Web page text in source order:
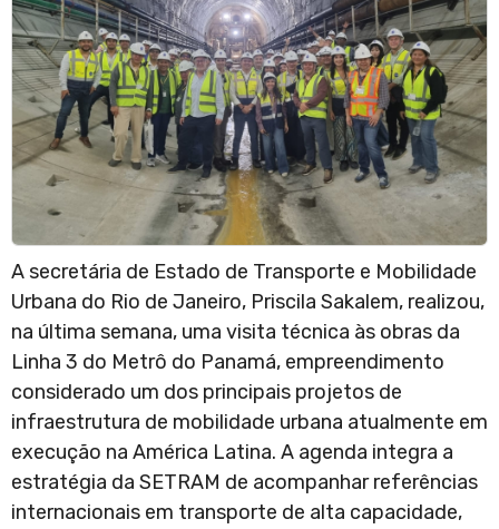
A secretária de Estado de Transporte e Mobilidade
Urbana do Rio de Janeiro, Priscila Sakalem, realizou,
na última semana, uma visita técnica às obras da
Linha 3 do Metrô do Panamá, empreendimento
considerado um dos principais projetos de
infraestrutura de mobilidade urbana atualmente em
execução na América Latina. A agenda integra a
estratégia da SETRAM de acompanhar referências
internacionais em transporte de alta capacidade,